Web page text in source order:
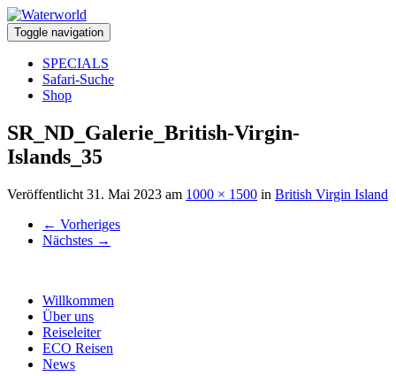
Toggle navigation
SPECIALS
Safari-Suche
Shop
SR_ND_Galerie_British-Virgin-
Islands_35
Veröffentlicht 31. Mai 2023 am 1000 × 1500 in British Virgin Island
← Vorheriges
Nächstes →
Willkommen
Über uns
Reiseleiter
ECO Reisen
News